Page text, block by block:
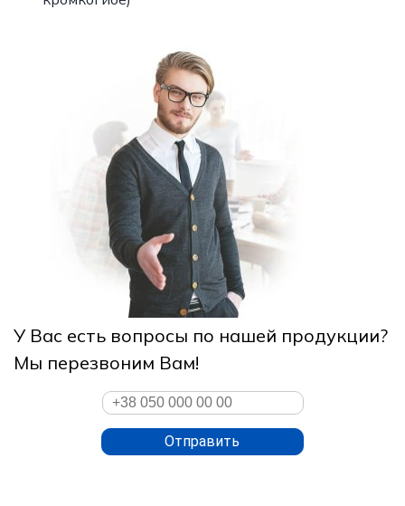
У Вас есть вопросы по нашей продукции?
Мы перезвоним Вам!
Отправить